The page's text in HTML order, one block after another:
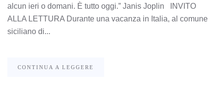
alcun ieri o domani. È tutto oggi.” Janis Joplin INVITO
ALLA LETTURA Durante una vacanza in Italia, al comune
siciliano di...
CONTINUA A LEGGERE